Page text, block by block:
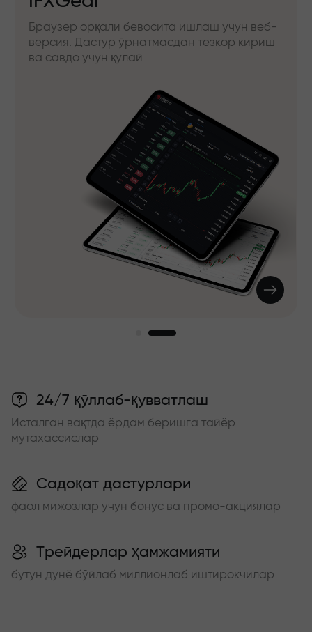
Браузер орқали бевосита ишлаш учун веб-
версия. Дастур ўрнатмасдан тезкор кириш
ва савдо учун қулай
24/7 қўллаб-қувватлаш
Исталган вақтда ёрдам беришга тайёр
мутахассислар
Садоқат дастурлари
фаол мижозлар учун бонус ва промо-акциялар
Трейдерлар ҳамжамияти
бутун дунё бўйлаб миллионлаб иштирокчилар